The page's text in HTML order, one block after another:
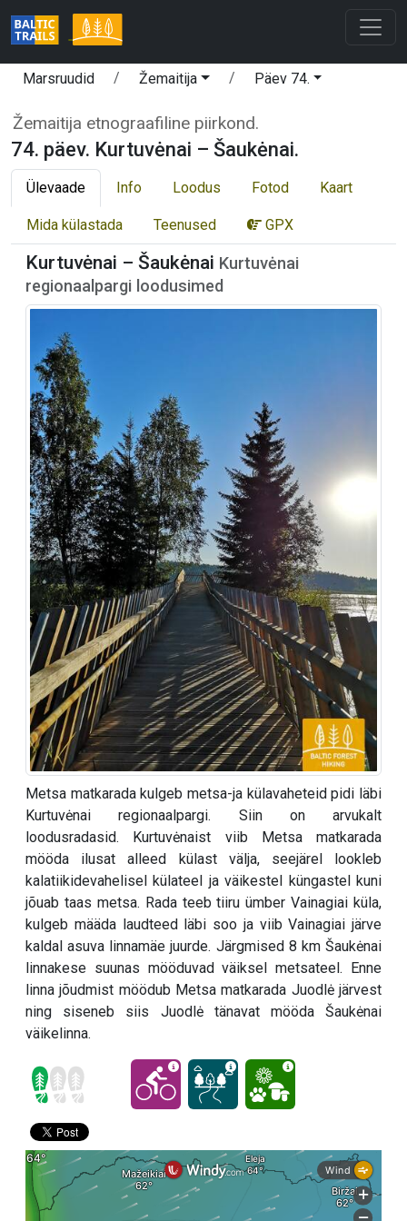
Marsruudid Žemaitija Päev 74.
Žemaitija etnograafiline piirkond.
74. päev. Kurtuvėnai – Šaukėnai.
Ülevaade Info Loodus Fotod Kaart
Mida külastada Teenused GPX
Kurtuvėnai – Šaukėnai Kurtuvėnai
regionaalpargi loodusimed
Metsa matkarada kulgeb metsa-ja külavaheteid pidi läbi
Kurtuvėnai regionaalpargi. Siin on arvukalt
loodusradasid. Kurtuvėnaist viib Metsa matkarada
mööda ilusat alleed külast välja, seejärel lookleb
kalatiikidevahelisel külateel ja väikestel küngastel kuni
jõuab taas metsa. Rada teeb tiiru ümber Vainagiai küla,
kulgeb määda laudteed läbi soo ja viib Vainagiai järve
kaldal asuva linnamäe juurde. Järgmised 8 km Šaukėnai
linnakese suunas mööduvad väiksel metsateel. Enne
linna jõudmist möödub Metsa matkarada Juodlė järvest
ning siseneb siis Juodlė tänavat mööda Šaukėnai
väikelinna.